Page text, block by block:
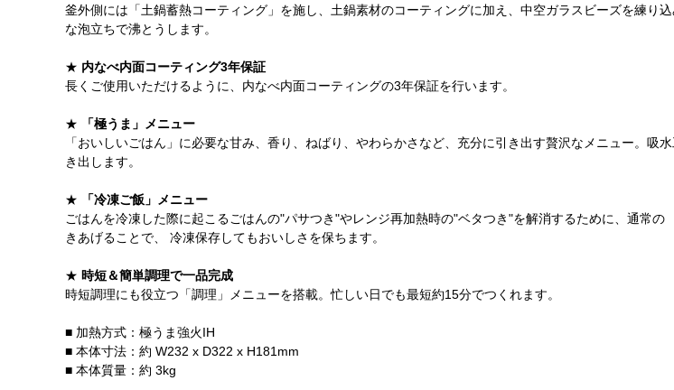
釜外側には「土鍋蓄熱コーティング」を施し、土鍋素材のコーティングに加え、中空ガラスビーズを練り
な泡立ちで沸とうします。
★ 内なべ内面コーティング3年保証
長くご使用いただけるように、内なべ内面コーティングの3年保証を行います。
★
「極うま」メニュー
「おいしいごはん」に必要な甘み、香り、ねばり、やわらかさなど、充分に引き出す贅沢なメニュー。
き出します。
★
「冷凍ご飯」メニュー
ごはんを冷凍した際に起こるごはんの"パサつき"やレンジ再加熱時の"ベタつき"を解消するために、通常
きあげることで、 冷凍保存してもおいしさを保ちます。
★ 時短＆簡単調理で一品完成
時短調理にも役立つ「調理」メニューを搭載。忙しい日でも最短約15分でつくれます。
■ 加熱方式：極うま強火IH
■ 本体寸法：約 W232 x D322 x H181mm
■ 本体質量：約 3kg